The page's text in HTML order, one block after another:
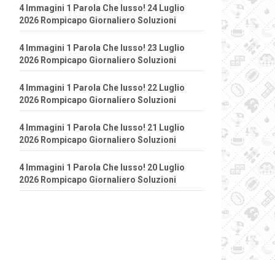
4 Immagini 1 Parola Che lusso! 24 Luglio
2026 Rompicapo Giornaliero Soluzioni
4 Immagini 1 Parola Che lusso! 23 Luglio
2026 Rompicapo Giornaliero Soluzioni
4 Immagini 1 Parola Che lusso! 22 Luglio
2026 Rompicapo Giornaliero Soluzioni
4 Immagini 1 Parola Che lusso! 21 Luglio
2026 Rompicapo Giornaliero Soluzioni
4 Immagini 1 Parola Che lusso! 20 Luglio
2026 Rompicapo Giornaliero Soluzioni